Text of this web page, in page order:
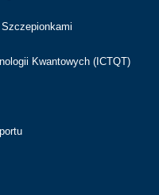
Kwantowych (ICTQT)